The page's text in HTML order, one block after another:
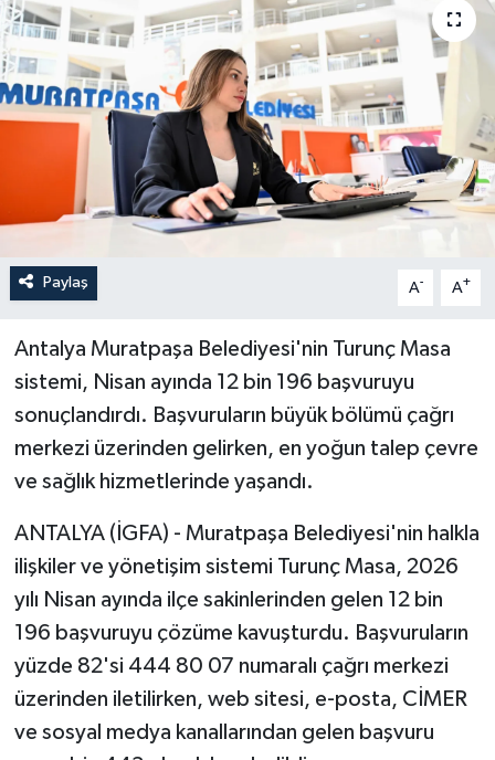
Paylaş A- A+
Antalya Muratpaşa Belediyesi'nin Turunç Masa
sistemi, Nisan ayında 12 bin 196 başvuruyu
sonuçlandırdı. Başvuruların büyük bölümü çağrı
merkezi üzerinden gelirken, en yoğun talep çevre
ve sağlık hizmetlerinde yaşandı.
ANTALYA (İGFA) - Muratpaşa Belediyesi'nin halkla
ilişkiler ve yönetişim sistemi Turunç Masa, 2026
yılı Nisan ayında ilçe sakinlerinden gelen 12 bin
196 başvuruyu çözüme kavuşturdu. Başvuruların
yüzde 82'si 444 80 07 numaralı çağrı merkezi
üzerinden iletilirken, web sitesi, e-posta, CİMER
ve sosyal medya kanallarından gelen başvuru